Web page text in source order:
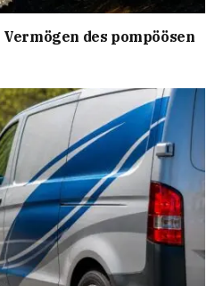
des pompöösen